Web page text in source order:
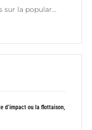
Les influences modernes sur la popularité des sports
d’impact ou la flottaison,